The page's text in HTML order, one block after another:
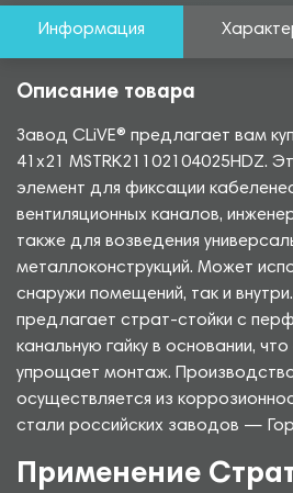
Информация
Описание товара
Завод CLiVE® предлагает вам
41х21 MSTRK21102104025HDZ.
элемент для фиксации
вентиляционных каналов,
также для возведения
металлоконструкций. Может
снаружи помещений, так и
предлагает страт-стойки с
канальную гайку в основании,
упрощает монтаж.
осуществляется из
стали российских заводов —
Применение